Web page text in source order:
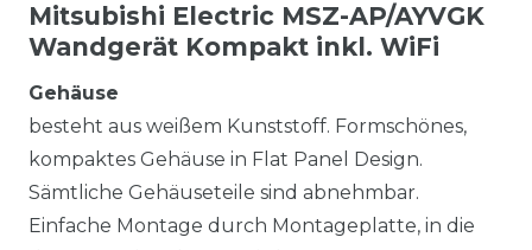
Mitsubishi Electric MSZ-AP/AYVGK
Wandgerät Kompakt inkl. WiFi
Gehäuse
besteht aus weißem Kunststoff. Formschönes,
kompaktes Gehäuse in Flat Panel Design.
Sämtliche Gehäuseteile sind abnehmbar.
Einfache Montage durch Montageplatte, in die